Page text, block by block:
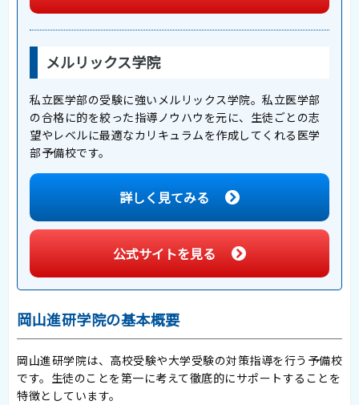
メルリックス学院
私立医学部の受験に強いメルリックス学院。私立医学部
の合格に的を絞った指導ノウハウを元に、生徒ごとの志
望やレベルに最適なカリキュラムを作成してくれる医学
部予備校です。
詳しく見てみる
公式サイトを見る
岡山進研学院の基本概要
岡山進研学院は、高校受験や大学受験の対策指導を行う予備校
です。生徒のことを第一に考えて徹底的にサポートすることを
特徴としています。